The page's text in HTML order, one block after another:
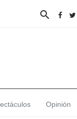

Opinión